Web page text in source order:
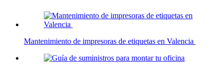
Mantenimiento de impresoras de etiquetas en Valencia